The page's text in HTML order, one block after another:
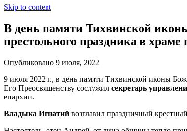
Skip to content
В день памяти Тихвинской
престольного праздника в храме
Опубликовано 9 июля, 2022
9 июля 2022 г., в день памяти Тихвинской иконы
Его Преосвященству сослужил секретарь
епархии.
Владыка Игнатий возглавил праздничный